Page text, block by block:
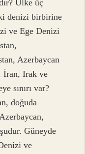
Ülke üç
denizi birbirine
ve Ege Denizi
Azerbaycan
İran, Irak ve
sınırı var?
doğuda
Güneyde
ve